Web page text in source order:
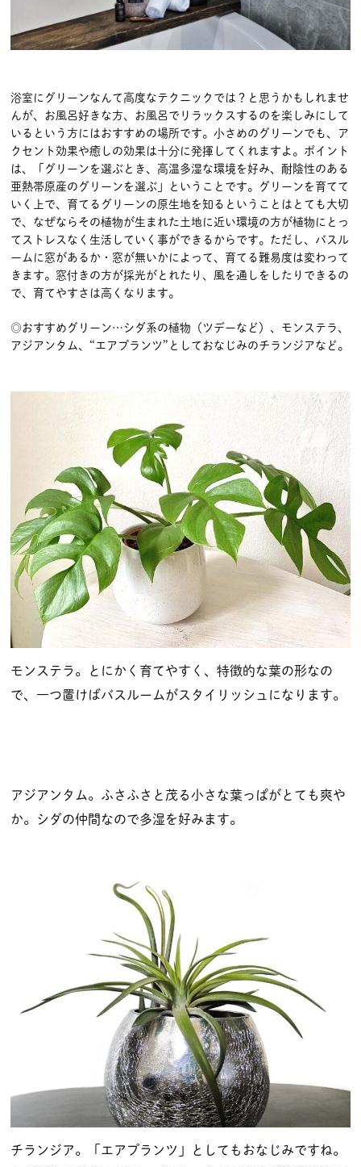
浴室にグリーンなんて高度なテクニックでは？と思うかもしれませ
んが、お風呂好きな方、お風呂でリラックスするのを楽しみにして
いるという方にはおすすめの場所です。小さめのグリーンでも、ア
クセント効果や癒しの効果は十分に発揮してくれますよ。ポイント
は、「グリーンを選ぶとき、高温多湿な環境を好み、耐陰性のある
亜熱帯原産のグリーンを選ぶ」ということです。グリーンを育てて
いく上で、育てるグリーンの原生地を知るということはとても大切
で、なぜならその植物が生まれた土地に近い環境の方が植物にとっ
てストレスなく生活していく事ができるからです。ただし、バスル
ームに窓があるか・窓が無いかによって、育てる難易度は変わって
きます。窓付きの方が採光がとれたり、風を通しをしたりできるの
で、育てやすさは高くなります。
◎おすすめグリーン…シダ系の植物（ツデーなど）、モンステラ、
アジアンタム、“エアプランツ”としておなじみのチランジアなど。
モンステラ。とにかく育てやすく、特徴的な葉の形なの
で、一つ置けばバスルームがスタイリッシュになります。
アジアンタム。ふさふさと茂る小さな葉っぱがとても爽や
か。シダの仲間なので多湿を好みます。
チランジア。「エアプランツ」としてもおなじみですね。